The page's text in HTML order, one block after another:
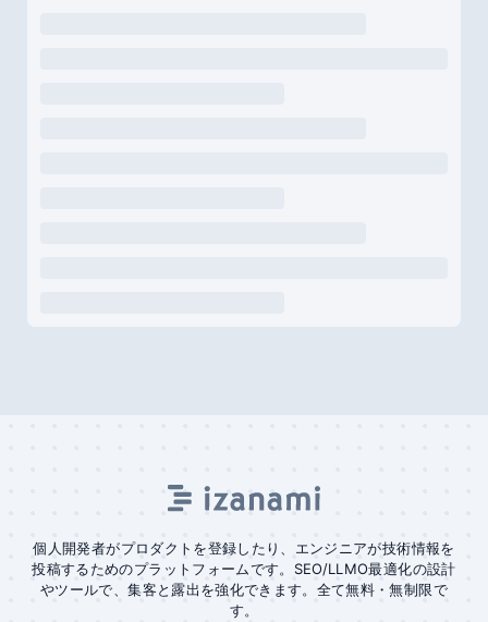
個人開発者がプロダクトを登録したり、エンジニアが技術情報を
投稿するためのプラットフォームです。SEO/LLMO最適化の設計
やツールで、集客と露出を強化できます。全て無料・無制限で
す。